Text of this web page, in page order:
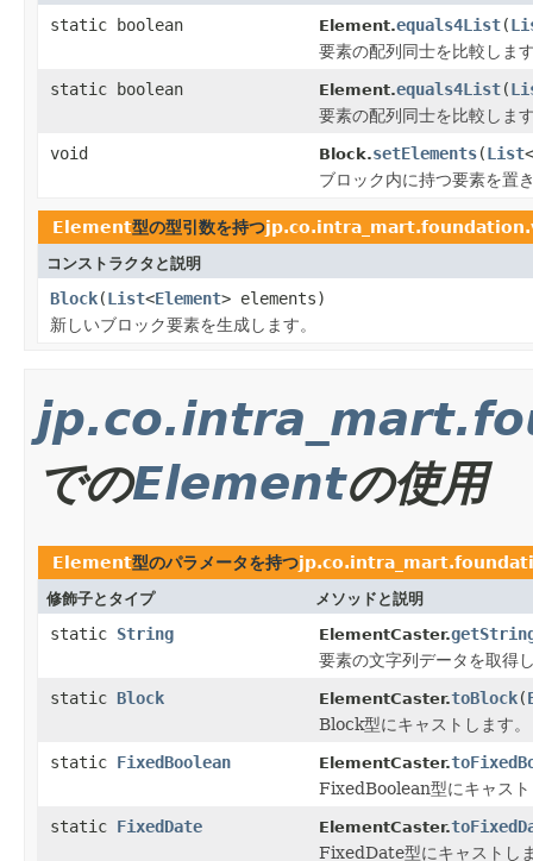
static boolean Element.equals4List(
要素の配列同士を比較しま
static boolean
Element.equals4List(
要素の配列同士を比較しま
void
Block.setElements(List<
ブロック内に持つ要素を置
Element型の型引数を持つ
コンストラクタと説明
Block(List<Element> elements)
新しいブロック要素を生成します。
でのElementの使用
Element型のパラメータを持つ
修飾子とタイプ メソッドと説明
static String ElementCaster.
要素の文字列データを取得
static Block ElementCaster.toBlock(
Block型にキャストします。
static FixedBoolean ElementCaster.
FixedBoolean型にキャスト
static FixedDate ElementCaster.
FixedDate型にキャストし